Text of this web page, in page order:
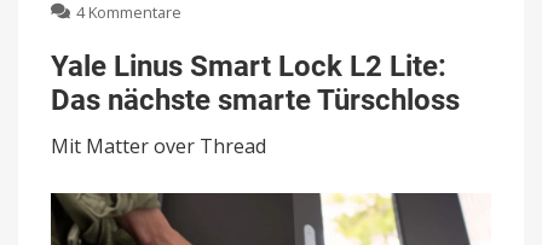
4 Kommentare
Linus
Smart
Lock
Lite:
nächste
Yale Linus Smart Lock L2 Lite:
Das nächste smarte Türschloss
Mit Matter over Thread